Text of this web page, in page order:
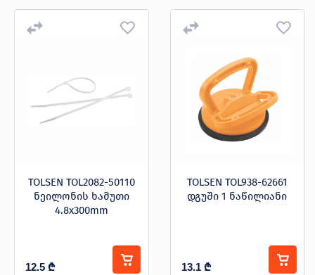
TOLSEN TOL2082-50110
ნეილონის ხამუთი
4.8x300mm
12.5 ₾
TOLSEN TOL938-62661
დგუში 1 ნაწილიანი
13.1 ₾